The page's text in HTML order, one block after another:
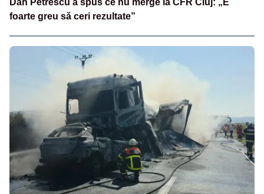
foarte greu să ceri rezultate”